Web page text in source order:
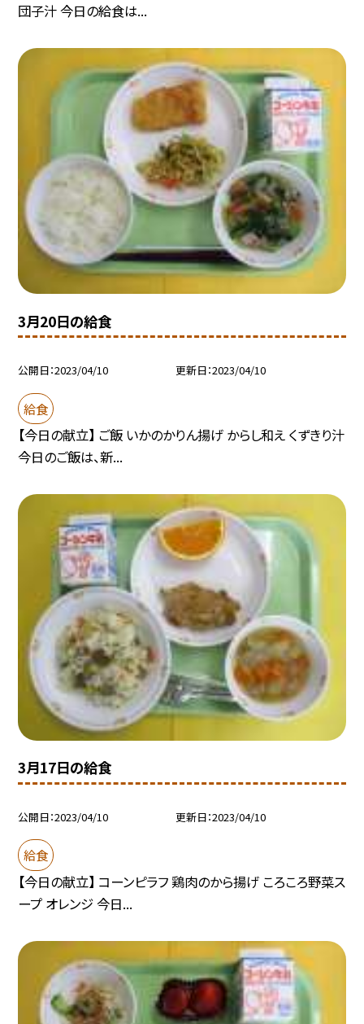
団子汁 今日の給食は...
3月20日の給食
公開日 2023/04/10 更新日 2023/04/10
給食
【今日の献立】 ご飯 いかのかりん揚げ からし和え くずきり汁
今日のご飯は、新...
3月17日の給食
公開日 2023/04/10 更新日 2023/04/10
給食
【今日の献立】 コーンピラフ 鶏肉のから揚げ ころころ野菜ス
ープ オレンジ 今日...